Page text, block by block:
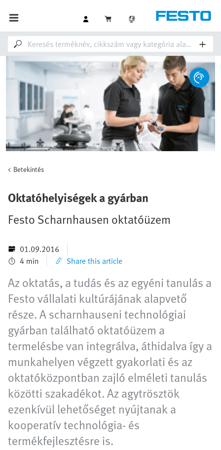
Betekintés
Oktatóhelyiségek a gyárban
Festo Scharnhausen oktatóüzem
01.09.2016
4 min
Share this article
Az oktatás, a tudás és az egyéni tanulás a
Festo vállalati kultúrájának alapvető
része. A scharnhauseni technológiai
gyárban található oktatóüzem a
termelésbe van integrálva, áthidalva így a
munkahelyen végzett gyakorlati és az
oktatóközpontban zajló elméleti tanulás
közötti szakadékot. Az agytrösztök
ezenkívül lehetőséget nyújtanak a
kooperatív technológia- és
termékfejlesztésre is.